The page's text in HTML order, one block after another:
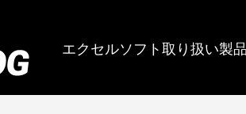
エクセルソフト取り扱い製